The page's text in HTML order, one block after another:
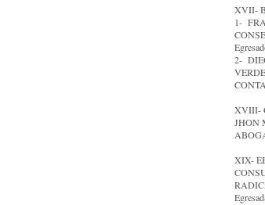
XVII-
1-
2-
VERDE
XVIII-
JHON
XIX-